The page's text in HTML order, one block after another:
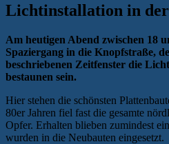
Lichtinstallation in
Am heutigen Abend zwischen 18
Spaziergang in die Knopfstraße,
beschriebenen Zeitfenster die
bestaunen sein.
Hier stehen die schönsten
80er Jahren fiel fast die gesamte
Opfer. Erhalten blieben zumindest
wurden in die Neubauten eingesetzt.